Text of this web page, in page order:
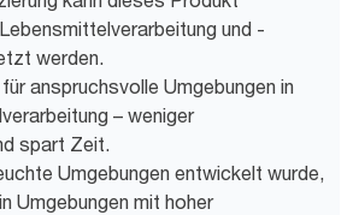
und -
werden.
anspruchsvolle Umgebungen in
– weniger
spart Zeit.
Umgebungen entwickelt wurde,
Umgebungen mit hoher